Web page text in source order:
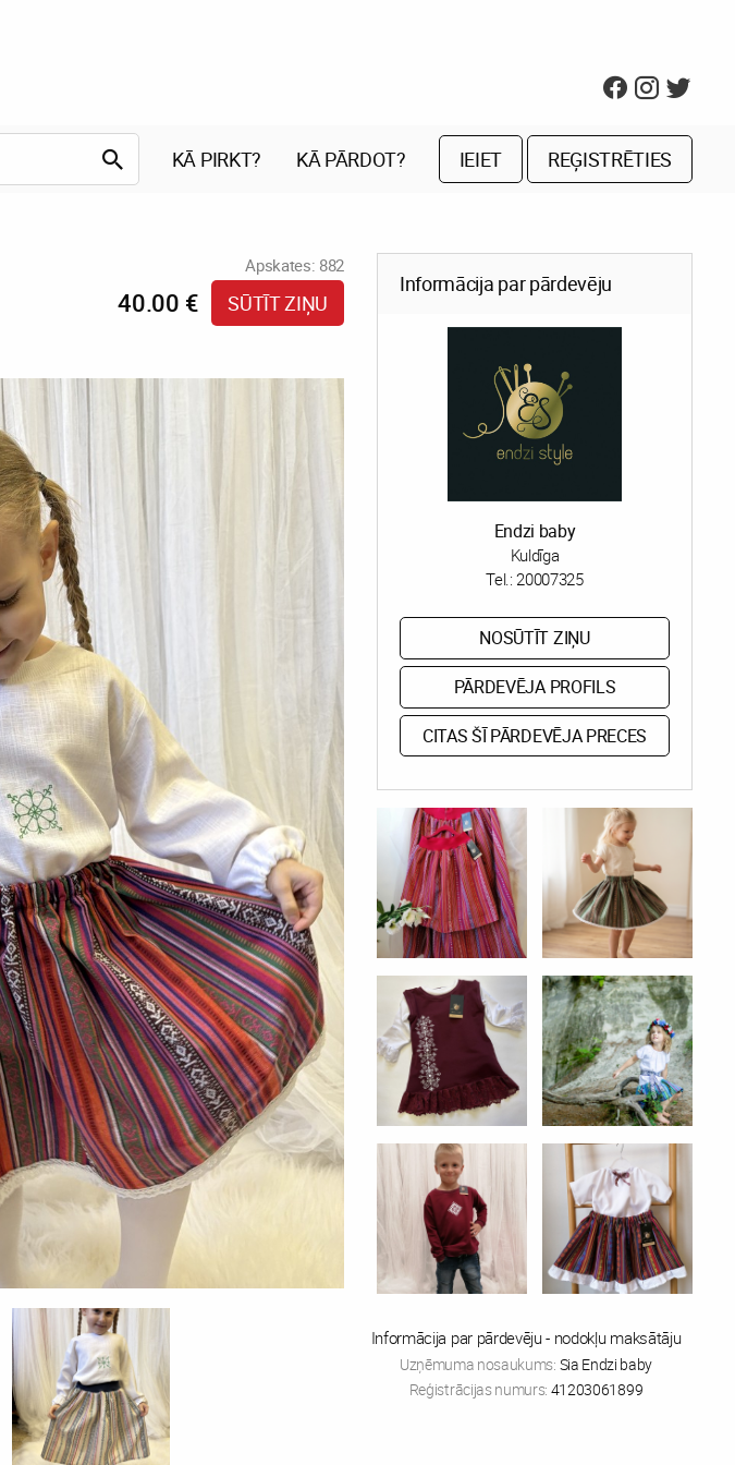
KĀ PIRKT? KĀ PĀRDOT? IEIET REĢISTRĒTIES
Apskates: 882
40.00 € SŪTĪT ZIŅU
Informācija par pārdevēju
Endzi baby
Kuldīga
Tel.:20007325
NOSŪTĪT ZIŅU
PĀRDEVĒJA PROFILS
CITAS ŠĪ PĀRDEVĒJA PRECES
Informācija par pārdevēju - nodokļu maksātāju
Uzņēmuma nosaukums: Sia Endzi baby
Reģistrācijas numurs: 41203061899